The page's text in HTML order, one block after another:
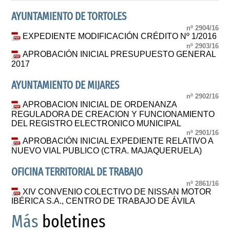
AYUNTAMIENTO DE TORTOLES
nº 2904/16
EXPEDIENTE MODIFICACIÓN CRÉDITO Nº 1/2016
nº 2903/16
APROBACIÓN INICIAL PRESUPUESTO GENERAL
2017
AYUNTAMIENTO DE MIJARES
nº 2902/16
APROBACION INICIAL DE ORDENANZA
REGULADORA DE CREACION Y FUNCIONAMIENTO
DEL REGISTRO ELECTRONICO MUNICIPAL
nº 2901/16
APROBACIÓN INICIAL EXPEDIENTE RELATIVO A
NUEVO VIAL PUBLICO (CTRA. MAJAQUERUELA)
OFICINA TERRITORIAL DE TRABAJO
nº 2861/16
XIV CONVENIO COLECTIVO DE NISSAN MOTOR
IBÉRICA S.A., CENTRO DE TRABAJO DE ÁVILA
Más boletines